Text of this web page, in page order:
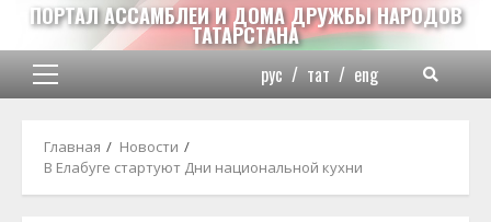
Перейти
содержимому
ПОРТАЛ АССАМБЛЕИ И ДОМА ДРУЖБЫ НАРОДОВ
ТАТАРСТАНА
Основное
рус / тат / eng
Главная
Новости
В Елабуге стартуют Дни национальной кухни